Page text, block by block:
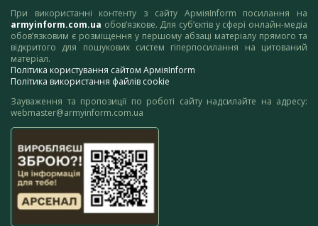
При використанні контенту з сайту АрміяInform посилання на
armyinform.com.ua обов’язкове. Для суб’єктів у сфері онлайн-медіа
обов’язковим є розміщення у першому абзаці матеріалу прямого та
відкритого для пошукових систем гіперпосилання на цитований
матеріал.
Політика користування сайтом АрміяInform
Політика використання файлів cookie
Зауваження та пропозиції по роботі сайту надсилайте на адресу:
webmaster@armyinform.com.ua